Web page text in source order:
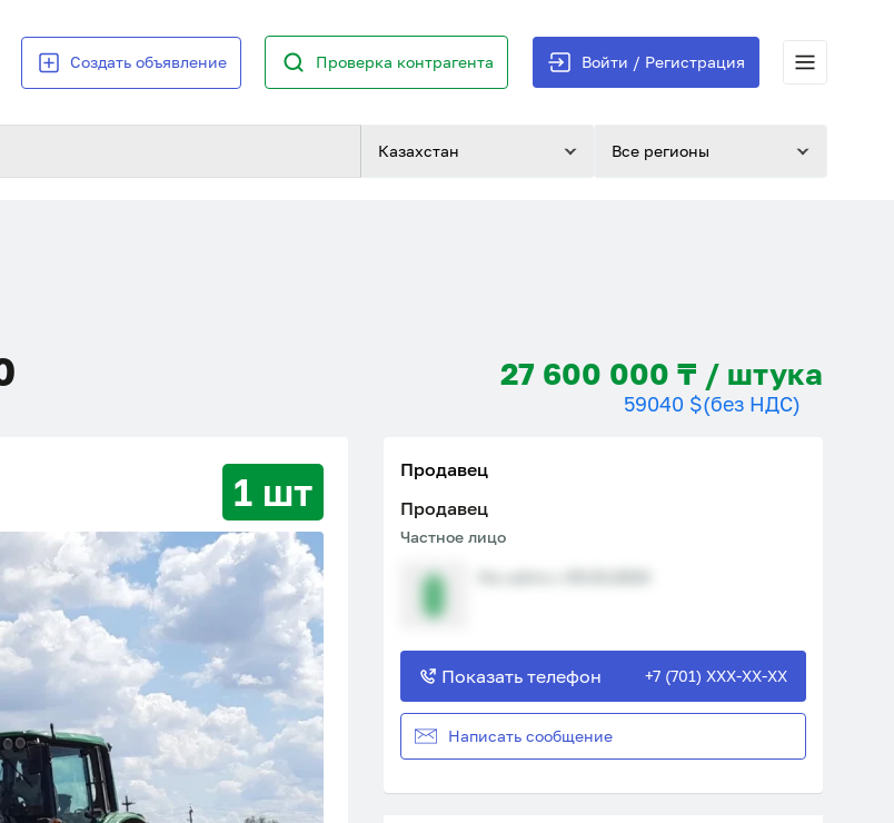
Создать объявление Проверка контрагента Войти / Регистрация
Казахстан Все регионы
27 600 000 ₸ / штука
59040 $(без НДС)
1 шт
Продавец
Продавец
Частное лицо
Показать телефон +7 (701) XXX-XX-XX
Написать сообщение